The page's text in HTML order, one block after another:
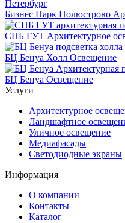
Бизнес Парк Полюстрово
СПБ ГУТ Архитектурное
БЦ Бенуа Холл Освещение
БЦ Бенуа Освещение
Услуги
Архитектурное
Ландшафтное
Уличное освещение
Медиафасады
Светодиодные экраны
Информация
О компании
Контакты
Каталог